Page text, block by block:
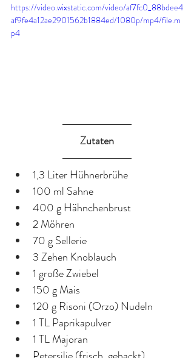
https://video.wixstatic.com/video/af7fc0_88bdee4
af9fe4a12ae2901562b1884ed/1080p/mp4/file.m
p4
Zutaten
1,3 Liter Hühnerbrühe
100 ml Sahne
400 g Hähnchenbrust
2 Möhren
70 g Sellerie
3 Zehen Knoblauch
1 große Zwiebel
150 g Mais
120 g Risoni (Orzo) Nudeln
1 TL Paprikapulver
1 TL Majoran